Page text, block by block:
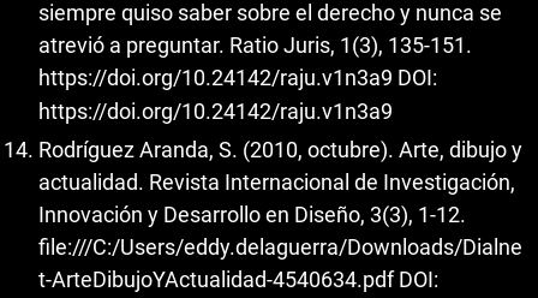
siempre quiso saber sobre el derecho y nunca se
atrevió a preguntar. Ratio Juris, 1(3), 135-151.
https://doi.org/10.24142/raju.v1n3a9 DOI:
https://doi.org/10.24142/raju.v1n3a9
Rodríguez Aranda, S. (2010, octubre). Arte, dibujo y
actualidad. Revista Internacional de Investigación,
Innovación y Desarrollo en Diseño, 3(3), 1-12.
file:///C:/Users/eddy.delaguerra/Downloads/Dialne
t-ArteDibujoYActualidad-4540634.pdf DOI: